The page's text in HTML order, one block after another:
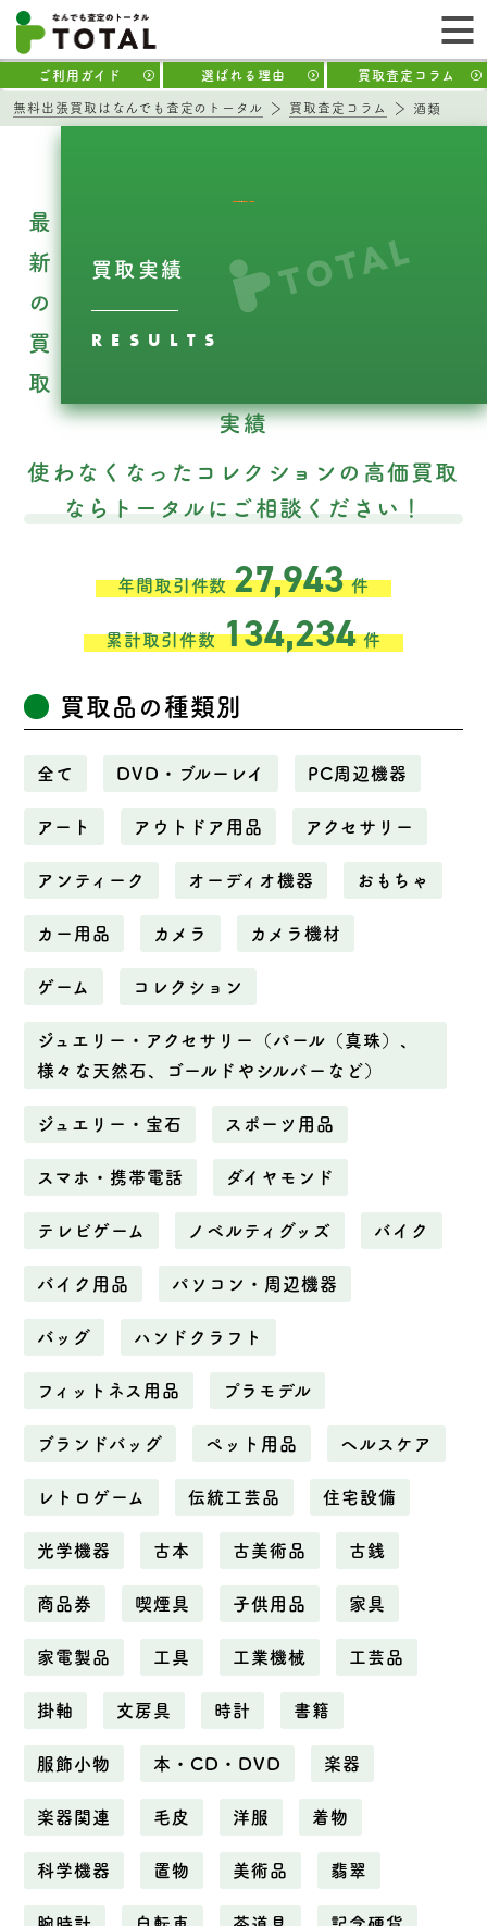
ご利用ガイド 選ばれる理由 買取査定コラム
無料出張買取はなんでも査定のトータル 買取査定コラム 酒類
買取実績
RESULTS
最
新
の
買
取
実績
使わなくなったコレクションの高価買取
ならトータルにご相談ください！
年間取引件数27,943件
累計取引件数134,234件
買取品の種類別
全て DVD・ブルーレイ PC周辺機器
アート アウトドア用品 アクセサリー
アンティーク オーディオ機器 おもちゃ
カー用品 カメラ カメラ機材
ゲーム コレクション
ジュエリー・アクセサリー（パール（真珠）、
様々な天然石、ゴールドやシルバーなど）
ジュエリー・宝石 スポーツ用品
スマホ・携帯電話 ダイヤモンド
テレビゲーム ノベルティグッズ バイク
バイク用品 パソコン・周辺機器
バッグ ハンドクラフト
フィットネス用品 プラモデル
ブランドバッグ ペット用品 ヘルスケア
レトロゲーム 伝統工芸品 住宅設備
光学機器 古本 古美術品 古銭
商品券 喫煙具 子供用品 家具
家電製品 工具 工業機械 工芸品
掛軸 文房具 時計 書籍
服飾小物 本・CD・DVD 楽器
楽器関連 毛皮 洋服 着物
科学機器 置物 美術品 翡翠